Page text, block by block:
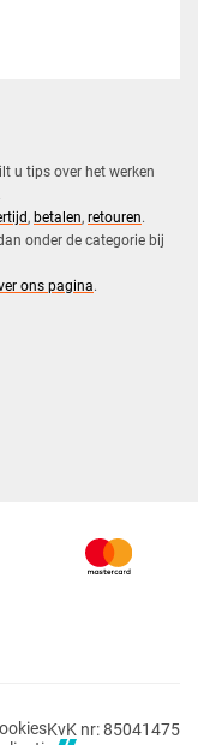
u tips over het werken
, betalen, retouren.​
onder de categorie bij
ons pagina.
KvK nr: 85041475